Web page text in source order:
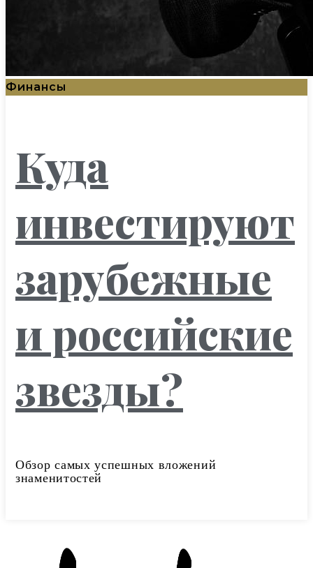
Финансы
Куда
инвестируют
зарубежные
и российские
звезды?
Обзор самых успешных вложений
знаменитостей